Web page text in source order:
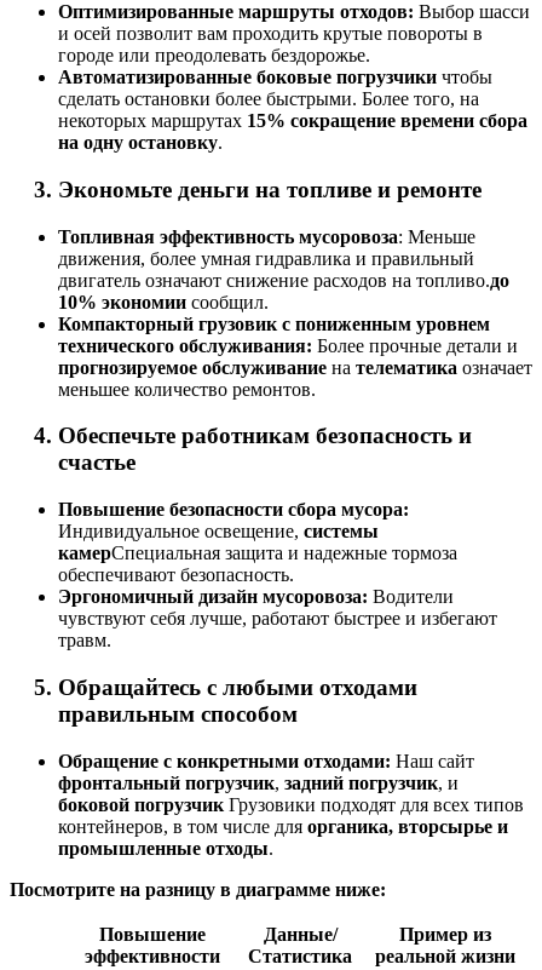
Оптимизированные маршруты отходов: Выбор шасси
и осей позволит вам проходить крутые повороты в
городе или преодолевать бездорожье.
Автоматизированные боковые погрузчики чтобы
сделать остановки более быстрыми. Более того, на
некоторых маршрутах 15% сокращение времени сбора
на одну остановку.
Экономьте деньги на топливе и ремонте
Топливная эффективность мусоровоза: Меньше
движения, более умная гидравлика и правильный
двигатель означают снижение расходов на топливо.до
10% экономии сообщил.
Компакторный грузовик с пониженным уровнем
технического обслуживания: Более прочные детали и
прогнозируемое обслуживание на телематика означает
меньшее количество ремонтов.
Обеспечьте работникам безопасность и
счастье
Повышение безопасности сбора мусора:
Индивидуальное освещение, системы
камерСпециальная защита и надежные тормоза
обеспечивают безопасность.
Эргономичный дизайн мусоровоза: Водители
чувствуют себя лучше, работают быстрее и избегают
травм.
Обращайтесь с любыми отходами
правильным способом
Обращение с конкретными отходами: Наш сайт
фронтальный погрузчик, задний погрузчик, и
боковой погрузчик Грузовики подходят для всех типов
контейнеров, в том числе для органика, вторсырье и
промышленные отходы.
Посмотрите на разницу в диаграмме ниже:
Повышение
эффективности
Данные/
Статистика
Пример из
реальной жизни